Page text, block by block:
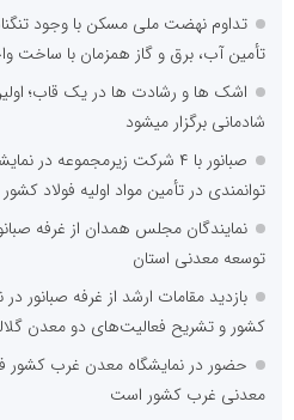
تداوم نهضت ملی مسکن با وجود
تأمین آب، برق و گاز همزمان با ساخت
اشک ها و رشادت ها در یک قاب؛
شادمانی برگزار میشود
صبانور با ۴ شرکت زیرمجموعه
توانمندی در تأمین مواد اولیه فولاد کشور
نمایندگان مجلس همدان از غرفه
توسعه معدنی استان
بازدید مقامات ارشد از غرفه صبانور
کشور و تشریح فعالیت‌های دو معدن
حضور در نمایشگاه معدن غرب کشور
معدنی غرب کشور است